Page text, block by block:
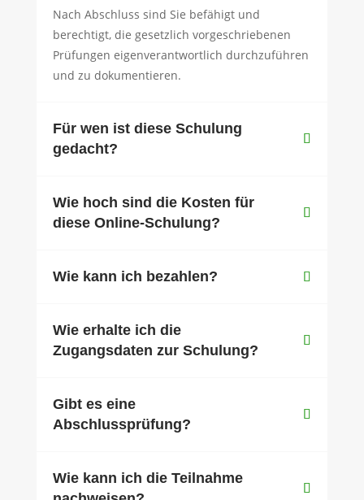
Nach Abschluss sind Sie befähigt und
berechtigt, die gesetzlich vorgeschriebenen
Prüfungen eigenverantwortlich durchzuführen
und zu dokumentieren.
Für wen ist diese Schulung
gedacht?
Wie hoch sind die Kosten für
diese Online-Schulung?
Wie kann ich bezahlen?
Wie erhalte ich die
Zugangsdaten zur Schulung?
Gibt es eine
Abschlussprüfung?
Wie kann ich die Teilnahme